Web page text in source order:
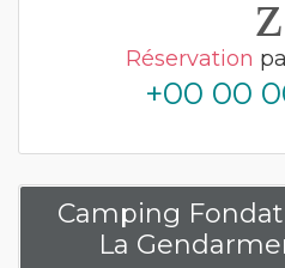
Réservation
+00 00
Camping
La